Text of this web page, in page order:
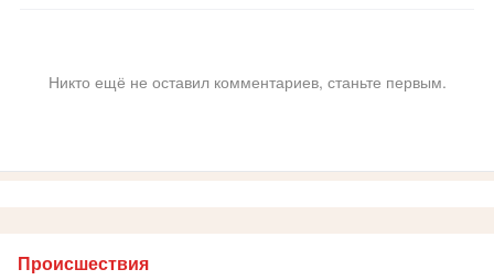
Никто ещё не оставил комментариев, станьте первым.
Происшествия